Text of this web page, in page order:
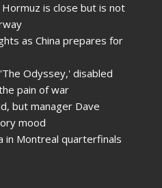
is close but is not
as China prepares for
Odyssey,' disabled
pain of war
but manager Dave
mood
in Montreal quarterfinals